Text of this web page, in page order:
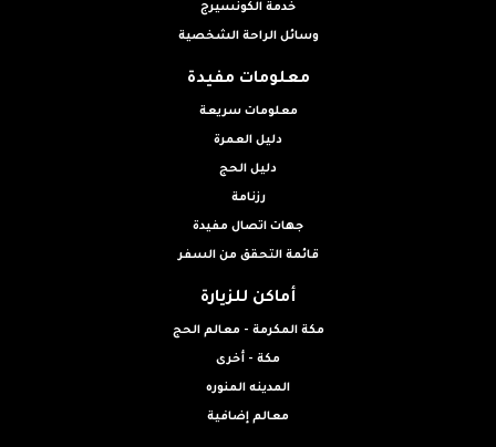
خدمة الكونسيرج
وسائل الراحة الشخصية
معلومات مفيدة
معلومات سريعة
دليل العمرة
دليل الحج
رزنامة
جهات اتصال مفيدة
قائمة التحقق من السفر
أماكن للزيارة
مكة المكرمة - معالم الحج
مكة - أخرى
المدينه المنوره
معالم إضافية